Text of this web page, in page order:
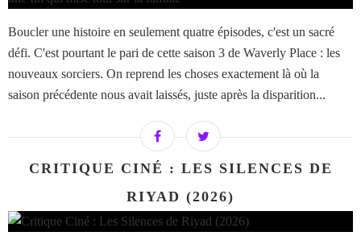
Boucler une histoire en seulement quatre épisodes, c'est un sacré
défi. C'est pourtant le pari de cette saison 3 de Waverly Place : les
nouveaux sorciers. On reprend les choses exactement là où la
saison précédente nous avait laissés, juste après la disparition...
CRITIQUE CINÉ : LES SILENCES DE
RIYAD (2026)